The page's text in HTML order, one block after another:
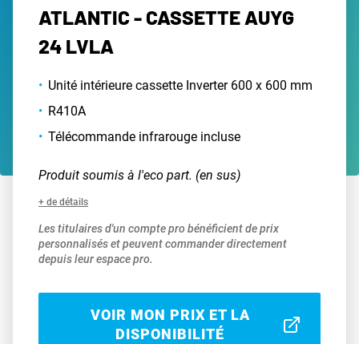
ATLANTIC - CASSETTE AUYG
24 LVLA
Unité intérieure cassette Inverter 600 x 600 mm
R410A
Télécommande infrarouge incluse
Produit soumis à l'eco part. (en sus)
+ de détails
Les titulaires d'un compte pro bénéficient de prix
personnalisés et peuvent commander directement
depuis leur espace pro.
VOIR MON PRIX ET LA
DISPONIBILITÉ